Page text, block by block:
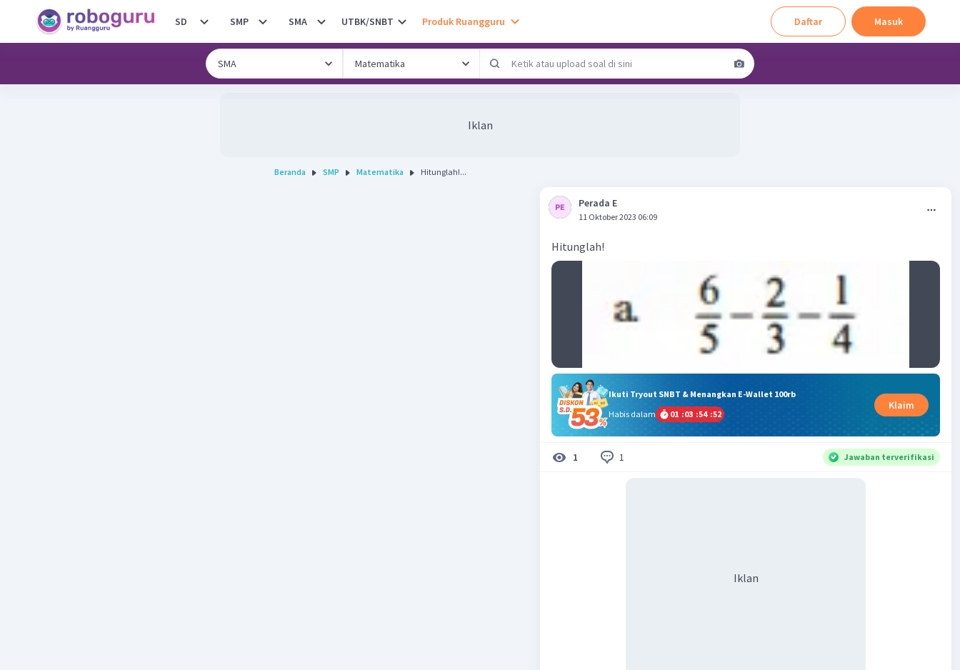
SD SMP SMA UTBK/SNBT Produk Ruangguru Daftar Masuk
Iklan
Beranda SMP Matematika Hitunglah!...
Perada E
11 Oktober 2023 06:09
Hitunglah!
Ikuti Tryout SNBT & Menangkan E-Wallet 100rb
Habis dalam
01 :03 :54 :51
Klaim
1 1 Jawaban terverifikasi
Iklan